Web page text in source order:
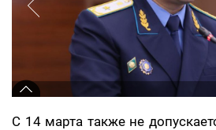
С 14 марта также не